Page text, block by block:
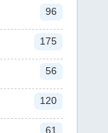
96
175
56
120
61